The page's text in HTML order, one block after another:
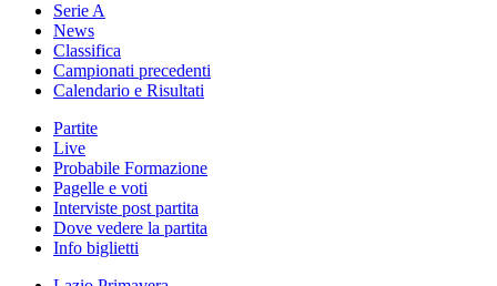
Serie A
News
Classifica
Campionati precedenti
Calendario e Risultati
Partite
Live
Probabile Formazione
Pagelle e voti
Interviste post partita
Dove vedere la partita
Info biglietti